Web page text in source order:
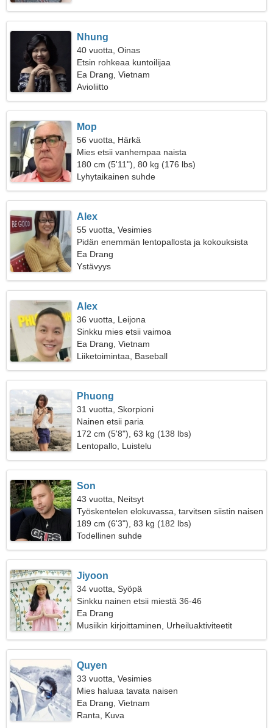
Nhung
40 vuotta, Oinas
Etsin rohkeaa kuntoilijaa
Ea Drang, Vietnam
Avioliitto
Mop
56 vuotta, Härkä
Mies etsii vanhempaa naista
180 cm (5'11"), 80 kg (176 lbs)
Lyhytaikainen suhde
Alex
55 vuotta, Vesimies
Pidän enemmän lentopallosta ja kokouksista
Ea Drang
Ystävyys
Alex
36 vuotta, Leijona
Sinkku mies etsii vaimoa
Ea Drang, Vietnam
Liiketoimintaa, Baseball
Phuong
31 vuotta, Skorpioni
Nainen etsii paria
172 cm (5'8"), 63 kg (138 lbs)
Lentopallo, Luistelu
Son
43 vuotta, Neitsyt
Työskentelen elokuvassa, tarvitsen siistin naisen
189 cm (6'3"), 83 kg (182 lbs)
Todellinen suhde
Jiyoon
34 vuotta, Syöpä
Sinkku nainen etsii miestä 36-46
Ea Drang
Musiikin kirjoittaminen, Urheiluaktiviteetit
Quyen
33 vuotta, Vesimies
Mies haluaa tavata naisen
Ea Drang, Vietnam
Ranta, Kuva